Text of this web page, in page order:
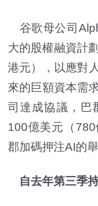
谷歌母公司
大的股權融資計
港元），以應對
來的巨額資本需
司達成協議，巴
100億美元（
郡加碼押注AI的舉
自去年第三季